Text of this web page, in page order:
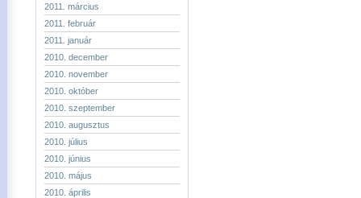
2011. március
2011. február
2011. január
2010. december
2010. november
2010. október
2010. szeptember
2010. augusztus
2010. július
2010. június
2010. május
2010. április